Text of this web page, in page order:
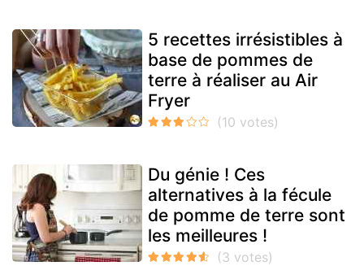
5 recettes irrésistibles à
base de pommes de
terre à réaliser au Air
Fryer
Du génie ! Ces
alternatives à la fécule
de pomme de terre sont
les meilleures !